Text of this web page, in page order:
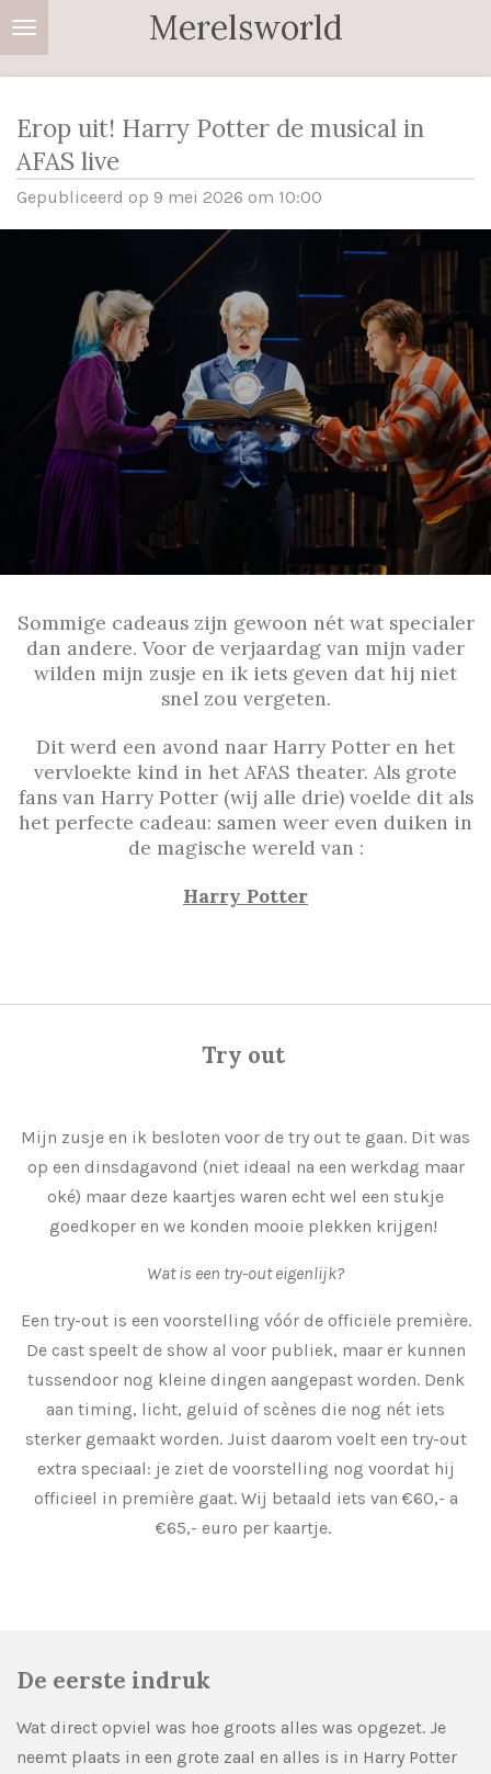
Ga
direct
hoofdinhoud
Merelsworld
Erop uit! Harry Potter de musical in
AFAS live
Gepubliceerd op 9 mei 2026 om 10:00
Sommige cadeaus zijn gewoon nét wat specialer
dan andere. Voor de verjaardag van mijn vader
wilden mijn zusje en ik iets geven dat hij niet
snel zou vergeten.
Dit werd een avond naar Harry Potter en het
vervloekte kind in het AFAS theater. Als grote
fans van Harry Potter(wij alle drie) voelde dit als
het perfecte cadeau: samen weer even duiken in
de magische wereld van :
Harry Potter
Try out
Mijn zusje en ik besloten voor de try out te gaan. Dit was
op een dinsdagavond (niet ideaal na een werkdag maar
oké) maar deze kaartjes waren echt wel een stukje
goedkoper en we konden mooie plekken krijgen!
Wat is een try-out eigenlijk?
Een try-out is een voorstelling vóór de officiële première.
De cast speelt de show al voor publiek, maar er kunnen
tussendoor nog kleine dingen aangepast worden. Denk
aan timing, licht, geluid of scènes die nog nét iets
sterker gemaakt worden. Juist daarom voelt een try-out
extra speciaal: je ziet de voorstelling nog voordat hij
officieel in première gaat. Wij betaald iets van €60,- a
€65,- euro per kaartje.
De eerste indruk
Wat direct opviel was hoe groots alles was opgezet. Je
neemt plaats in een grote zaal en alles is in Harry Potter